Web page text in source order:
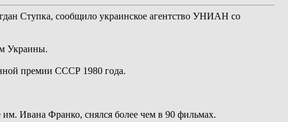
Ступка, сообщило украинское агентство УНИАН со
Украины.
премии СССР 1980 года.
Ивана Франко, снялся более чем в 90 фильмах.